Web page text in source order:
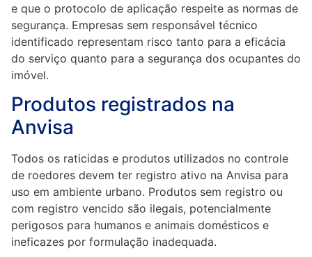
e que o protocolo de aplicação respeite as normas de
segurança. Empresas sem responsável técnico
identificado representam risco tanto para a eficácia
do serviço quanto para a segurança dos ocupantes do
imóvel.
Produtos registrados na
Anvisa
Todos os raticidas e produtos utilizados no controle
de roedores devem ter registro ativo na Anvisa para
uso em ambiente urbano. Produtos sem registro ou
com registro vencido são ilegais, potencialmente
perigosos para humanos e animais domésticos e
ineficazes por formulação inadequada.